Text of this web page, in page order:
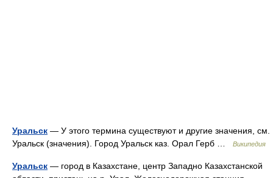
Уральск — У этого термина существуют и другие значения, см.
Уральск (значения). Город Уральск каз. Орал Герб …
Википедия
Уральск — город в Казахстане, центр Западно Казахстанской